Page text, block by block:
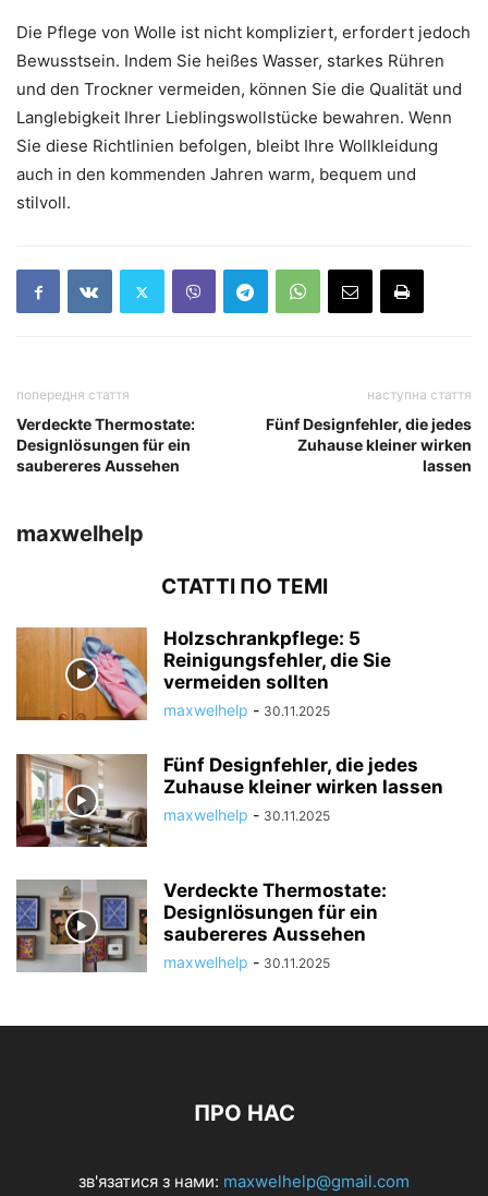
Die Pflege von Wolle ist nicht kompliziert, erfordert jedoch
Bewusstsein. Indem Sie heißes Wasser, starkes Rühren
und den Trockner vermeiden, können Sie die Qualität und
Langlebigkeit Ihrer Lieblingswollstücke bewahren. Wenn
Sie diese Richtlinien befolgen, bleibt Ihre Wollkleidung
auch in den kommenden Jahren warm, bequem und
stilvoll.
попередня стаття
Verdeckte Thermostate:
Designlösungen für ein
saubereres Aussehen
наступна стаття
Fünf Designfehler, die jedes
Zuhause kleiner wirken
lassen
maxwelhelp
СТАТТІ ПО ТЕМІ
Holzschrankpflege: 5
Reinigungsfehler, die Sie
vermeiden sollten
maxwelhelp - 30.11.2025
Fünf Designfehler, die jedes
Zuhause kleiner wirken lassen
maxwelhelp - 30.11.2025
Verdeckte Thermostate:
Designlösungen für ein
saubereres Aussehen
maxwelhelp - 30.11.2025
ПРО НАС
зв'язатися з нами: maxwelhelp@gmail.com